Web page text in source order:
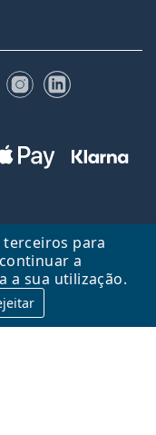
para
a
a sua utilização.
Instagram
LinkedIn
s.r.o., República
anos.